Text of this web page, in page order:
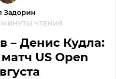
Задорин
МИНУТЫ ЧТЕНИЯ
– Денис Кудла:
US Open